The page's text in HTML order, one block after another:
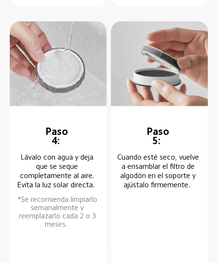
Paso
4:
Lávalo con agua y deja
que se seque
completamente al aire.
Evita la luz solar directa.
*Se recomienda limpiarlo
semanalmente y
reemplazarlo cada 2 o 3
meses.
Paso
5:
Cuando esté seco, vuelve
a ensamblar el filtro de
algodón en el soporte y
ajústalo firmemente.